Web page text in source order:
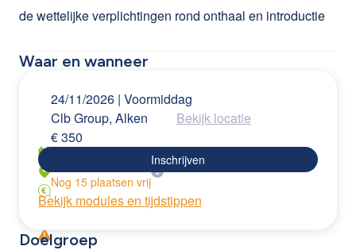
de wettelijke verplichtingen rond onthaal en introductie
Waar en wanneer
24/11/2026 | Voormiddag
Clb Group, Alken
Bekijk locatie
€350
Inschrijven
Nog 15 plaatsen vrij
Bekijk modules en tijdstippen
Doelgroep